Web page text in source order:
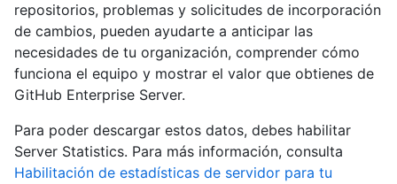
repositorios, problemas y solicitudes de incorporación
de cambios, pueden ayudarte a anticipar las
necesidades de tu organización, comprender cómo
funciona el equipo y mostrar el valor que obtienes de
GitHub Enterprise Server.
Para poder descargar estos datos, debes habilitar
Server Statistics. Para más información, consulta
Habilitación de estadísticas de servidor para tu